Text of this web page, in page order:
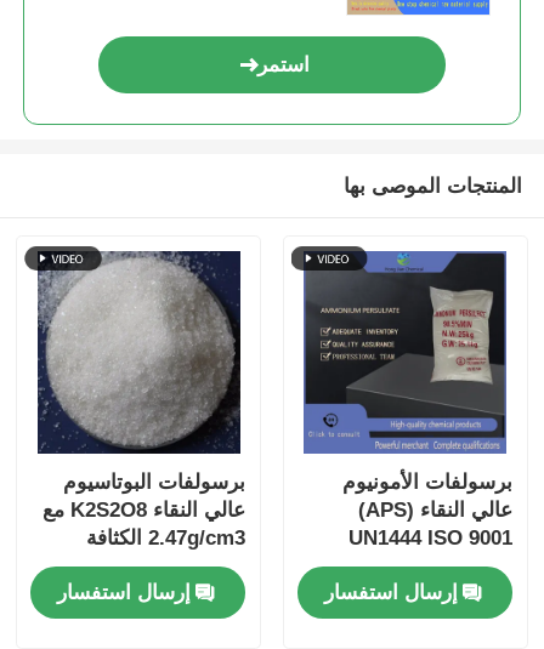
استمر
المنتجات الموصى بها
برسولفات الأمونيوم
عالي النقاء (APS)
UN1444 ISO 9001
معتمد قابلة للذوبان
بحرية في الماء
للتطبيقات الصناعية
إرسال استفسار
برسولفات البوتاسيوم
عالي النقاء K2S2O8 مع
2.47g/cm3 الكثافة
ومحتوى المعادن الثقيلة
≤5 ppm معتمدة ISO
9001
إرسال استفسار